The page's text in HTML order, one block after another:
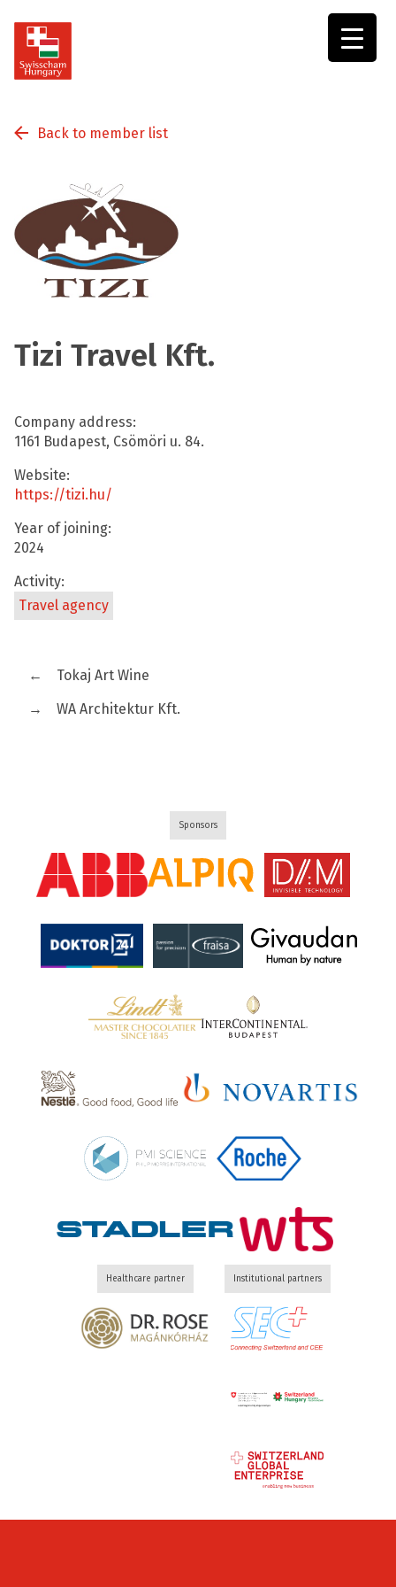
Back to member list
Tizi Travel Kft.
Company address:
1161 Budapest, Csömöri u. 84.
Website:
https://tizi.hu/
Year of joining:
2024
Activity:
Travel agency
←
Tokaj Art Wine
→
WA Architektur Kft.
Sponsors
Healthcare partner Institutional partners